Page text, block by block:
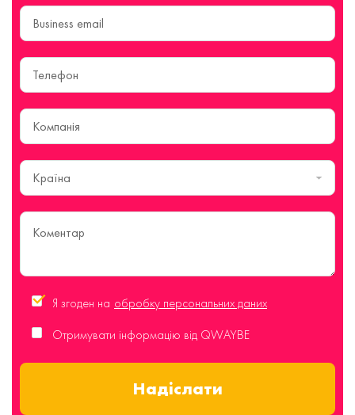
Країна
Я згоден на обробку персональних даних
Отримувати інформацію від QWAYBE
Надіслати